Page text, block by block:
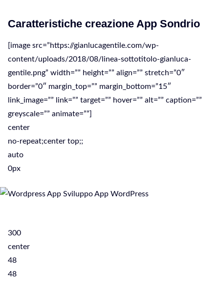
Caratteristiche creazione App Sondrio
[image src=”https://gianlucagentile.com/wp-
content/uploads/2018/08/linea-sottotitolo-gianluca-
gentile.png” width=”” height=”” align=”” stretch=”0″
border=”0″ margin_top=”” margin_bottom=”15″
link_image=”” link=”” target=”” hover=”” alt=”” caption=””
greyscale=”” animate=””]
center
no-repeat;center top;;
auto
0px
300
center
48
48